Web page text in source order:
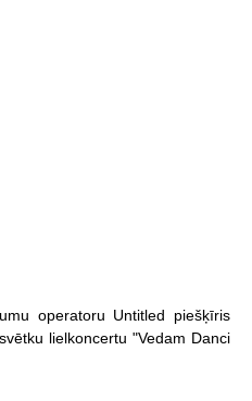
operatoru Untitled piešķīris
lielkoncertu "Vedam Danci